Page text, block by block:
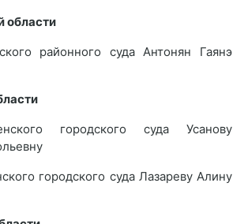
области
районного суда Антонян Гаянэ
городского суда Усанову
городского суда Лазареву Алину